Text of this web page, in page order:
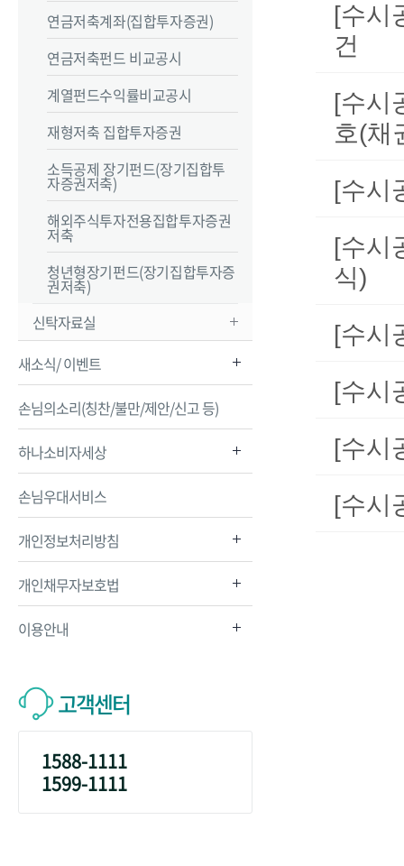
연금저축계좌(집합투자증권)
연금저축펀드 비교공시
계열펀드수익률비교공시
재형저축 집합투자증권
소득공제 장기펀드(장기집합투
자증권저축)
해외주식투자전용집합투자증권
저축
청년형장기펀드(장기집합투자증
권저축)
신탁자료실
새소식/ 이벤트
손님의소리(칭찬/불만/제안/신고 등)
하나소비자세상
손님우대서비스
개인정보처리방침
개인채무자보호법
이용안내
고객센터
1588-1111
1599-1111
[수시
건
[수시
호(채
[수시
[수시
식)
[수시
[수시
[수시
[수시